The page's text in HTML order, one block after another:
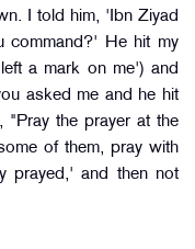
I told him, 'Ibn Ziyad
command?' He hit my
a mark on me') and
asked me and he hit
"Pray the prayer at the
of them, pray with
prayed,' and then not